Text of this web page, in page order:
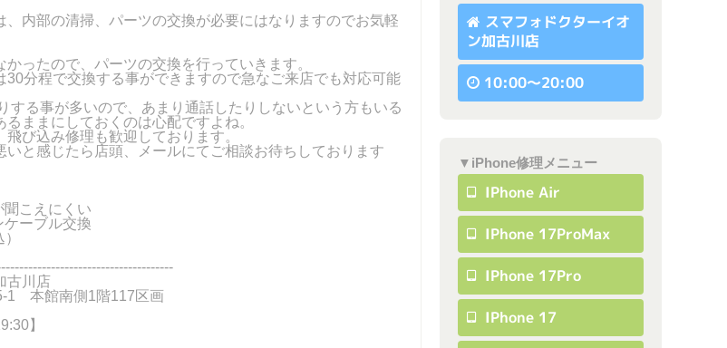
、内部の清掃、パーツの交換が必要にはなりますのでお気軽
ったので、パーツの交換を行っていきます。
30分程で交換する事ができますので急なご来店でも対応可能
する事が多いので、あまり通話したりしないという方もいる
ままにしておくのは心配ですよね。
び込み修理も歓迎しております。
いと感じたら店頭、メールにてご相談お待ちしております
こえにくい
ーブル交換
古川店
1 本館南側1階117区画
】
スマフォドクターイオ
ン加古川店
10:00〜20:00
▼iPhone修理メニュー
IPhone Air
IPhone 17ProMax
IPhone 17Pro
IPhone 17